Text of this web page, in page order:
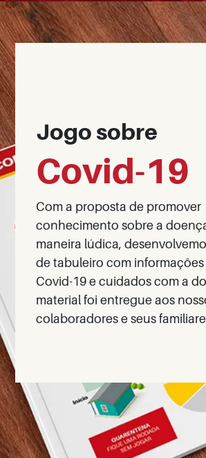
Jogo sobre
Covid-19
Com a proposta de promover
conhecimento sobre a
maneira lúdica,
de tabuleiro com informações
Covid-19 e cuidados com a
material foi entregue aos
colaboradores e seus